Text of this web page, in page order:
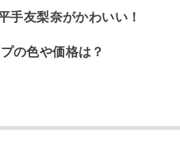
手友梨奈がかわいい！
の色や価格は？